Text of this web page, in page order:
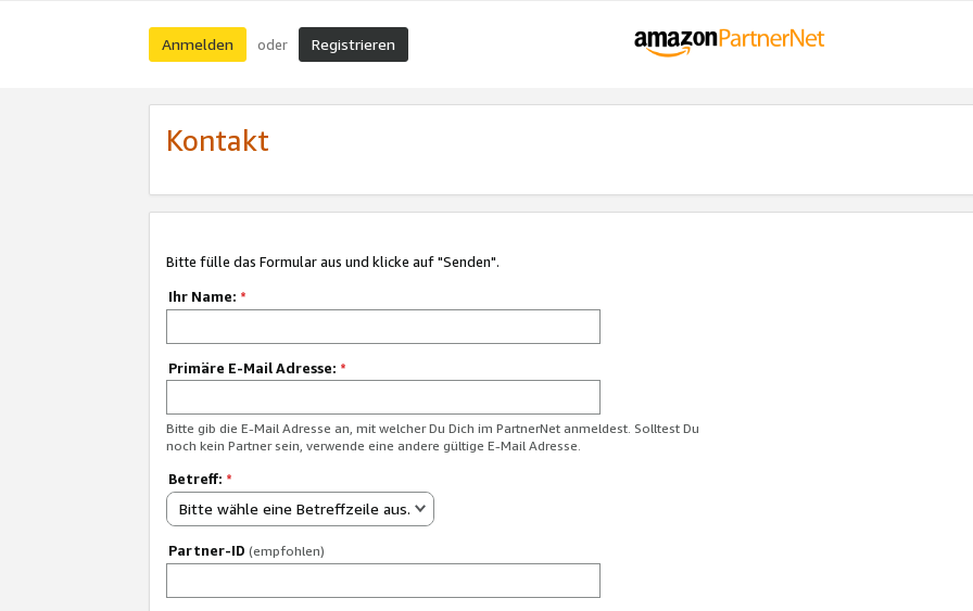
Anmelden oder Registrieren
Kontakt
Bitte fülle das Formular aus und klicke auf "Senden".
Ihr Name: *
Primäre E-Mail Adresse: *
Bitte gib die E-Mail Adresse an, mit welcher Du Dich im PartnerNet anmeldest. Solltest Du
noch kein Partner sein, verwende eine andere gültige E-Mail Adresse.
Betreff: *
Bitte wähle eine Betreffzeile aus.
Partner-ID (empfohlen)